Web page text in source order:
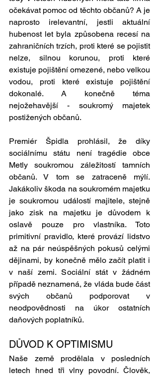
očekávat pomoc od těchto občanů? A je
naprosto irelevantní, jestli aktuální
hubenost let byla způsobena recesí na
zahraničních trzích, proti které se pojistit
nelze, silnou korunou, proti které
existuje pojištění omezené, nebo velkou
vodou, proti které existuje pojištění
dokonalé. A konečně téma
nejožehavější - soukromý majetek
postižených občanů.
Premiér Špidla prohlásil, že díky
sociálnímu státu není tragédie obce
Metly soukromou záležitostí tamních
občanů. V tom se zatraceně mýlí.
Jakákoliv škoda na soukromém majetku
je soukromou událostí majitele, stejně
jako zisk na majetku je důvodem k
oslavě pouze pro vlastníka. Toto
primitivní pravidlo, které provází lidstvo
až na pár neúspěšných pokusů celými
dějinami, by konečně mělo začít platit i
v naší zemi. Sociální stát v žádném
případě neznamená, že vláda bude část
svých občanů podporovat v
neodpovědnosti na úkor ostatních
daňových poplatníků.
DŮVOD K OPTIMISMU
Naše země prodělala v posledních
letech hned tři vlny povodní. Člověk,